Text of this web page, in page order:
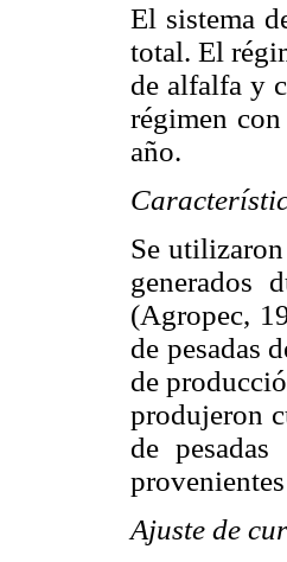
El sistema
total. El
de alfalfa y
régimen
año.
Se
generados
(Agropec,
de pesadas
de
produjeron
de
Ajuste de